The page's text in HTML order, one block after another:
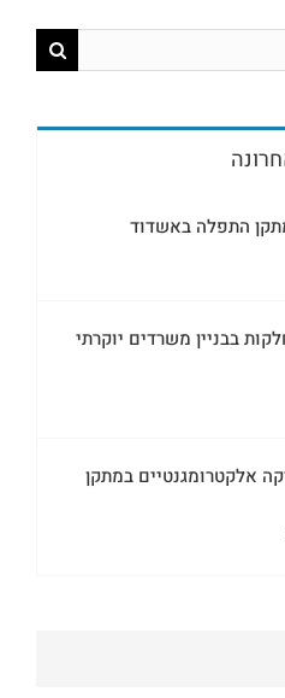
התפלה באשדוד
בבניין משרדים יוקרתי
אלקטרומגנטיים במתקן